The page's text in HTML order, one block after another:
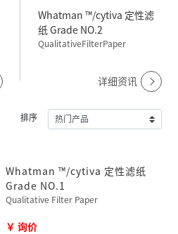
Whatman ™/cytiva 定性滤
纸 Grade NO.2
QualitativeFilterPaper
详细资讯
排序
Whatman ™/cytiva 定性滤纸
Grade NO.1
Qualitative Filter Paper
￥ 询价